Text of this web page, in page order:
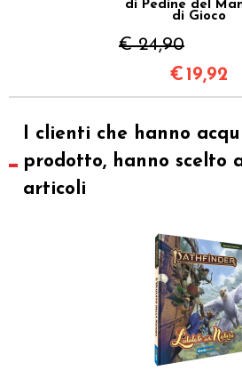
di Pedine del
di Gioco
€ 24,90
€ 19,92
I clienti che hanno
prodotto, hanno scelto
articoli